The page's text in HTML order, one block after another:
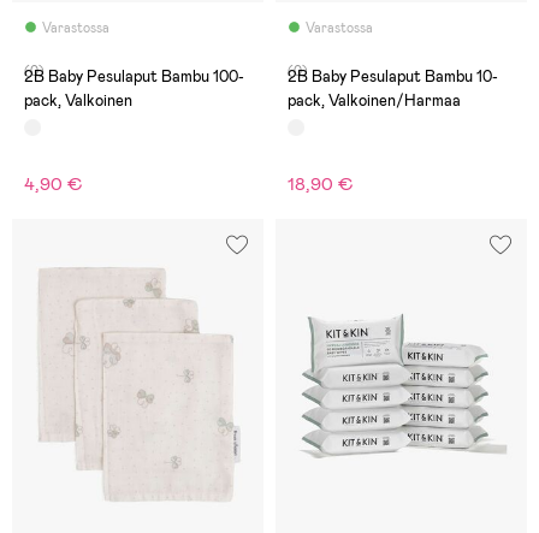
Varastossa
(0)
2B Baby Pesulaput Bambu 100-
pack, Valkoinen
4,90 €
Varastossa
(0)
2B Baby Pesulaput Bambu 10-
pack, Valkoinen/Harmaa
18,90 €